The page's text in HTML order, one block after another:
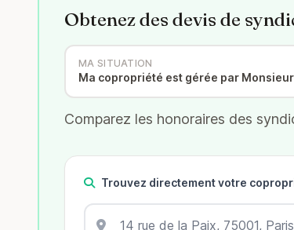
Obtenez des devis de
MA SITUATION
Ma copropriété est gérée par
Comparez les honoraires des
Trouvez directement votre